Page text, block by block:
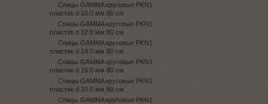
Спицы GAMMA круговые PKN1
пластик d 10.0 мм 80 см
Спицы GAMMA круговые PKN1
пластик d 12.0 мм 80 см
Спицы GAMMA круговые PKN1
пластик d 14.0 мм 80 см
Спицы GAMMA круговые PKN1
пластик d 16.0 мм 80 см
Спицы GAMMA круговые PKN1
пластик d 20.0 мм 80 см
Спицы GAMMA круговые PKN1